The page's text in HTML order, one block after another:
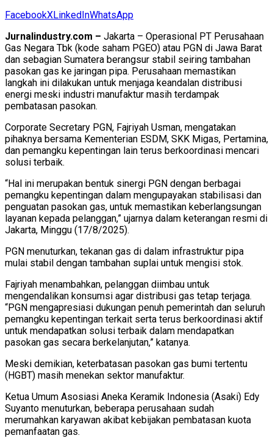
FacebookXLinkedInWhatsApp
Jurnalindustry.com – Jakarta – Operasional PT Perusahaan
Gas Negara Tbk (kode saham PGEO) atau PGN di Jawa Barat
dan sebagian Sumatera berangsur stabil seiring tambahan
pasokan gas ke jaringan pipa. Perusahaan memastikan
langkah ini dilakukan untuk menjaga keandalan distribusi
energi meski industri manufaktur masih terdampak
pembatasan pasokan.
Corporate Secretary PGN, Fajriyah Usman, mengatakan
pihaknya bersama Kementerian ESDM, SKK Migas, Pertamina,
dan pemangku kepentingan lain terus berkoordinasi mencari
solusi terbaik.
“Hal ini merupakan bentuk sinergi PGN dengan berbagai
pemangku kepentingan dalam mengupayakan stabilisasi dan
penguatan pasokan gas, untuk memastikan keberlangsungan
layanan kepada pelanggan,” ujarnya dalam keterangan resmi di
Jakarta, Minggu (17/8/2025).
PGN menuturkan, tekanan gas di dalam infrastruktur pipa
mulai stabil dengan tambahan suplai untuk mengisi stok.
Fajriyah menambahkan, pelanggan diimbau untuk
mengendalikan konsumsi agar distribusi gas tetap terjaga.
“PGN mengapresiasi dukungan penuh pemerintah dan seluruh
pemangku kepentingan terkait serta terus berkoordinasi aktif
untuk mendapatkan solusi terbaik dalam mendapatkan
pasokan gas secara berkelanjutan,” katanya.
Meski demikian, keterbatasan pasokan gas bumi tertentu
(HGBT) masih menekan sektor manufaktur.
Ketua Umum Asosiasi Aneka Keramik Indonesia (Asaki) Edy
Suyanto menuturkan, beberapa perusahaan sudah
merumahkan karyawan akibat kebijakan pembatasan kuota
pemanfaatan gas.